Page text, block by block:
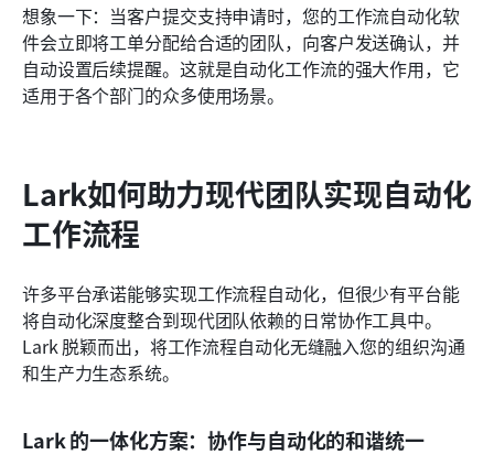
想象一下：当客户提交支持申请时，您的工作流自动化软
件会立即将工单分配给合适的团队，向客户发送确认，并
自动设置后续提醒。这就是自动化工作流的强大作用，它
适用于各个部门的众多使用场景。
Lark如何助力现代团队实现自动化
工作流程
许多平台承诺能够实现工作流程自动化，但很少有平台能
将自动化深度整合到现代团队依赖的日常协作工具中。
Lark 脱颖而出，将工作流程自动化无缝融入您的组织沟通
和生产力生态系统。
Lark 的一体化方案：协作与自动化的和谐统一